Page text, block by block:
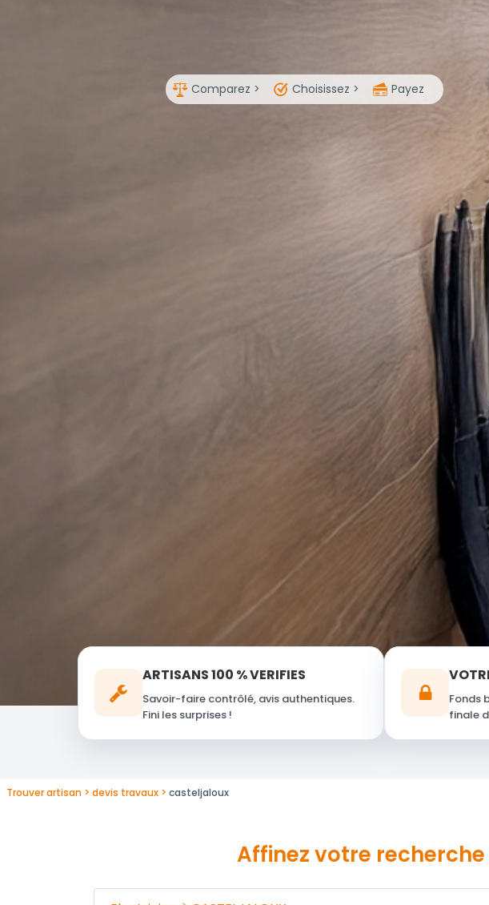
Comparez > Choisissez > Payez
ARTISANS 100 % VERIFIES
Savoir-faire contrôlé, avis authentiques.
Fini les surprises !
Fonds
finale
Trouver artisan devis travaux casteljaloux
Affinez votre recherche